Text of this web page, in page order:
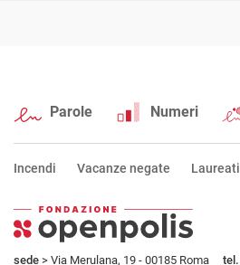
Parole Numeri
Incendi Vacanze negate Laureati
sede > Via Merulana, 19 - 00185 Roma tel.